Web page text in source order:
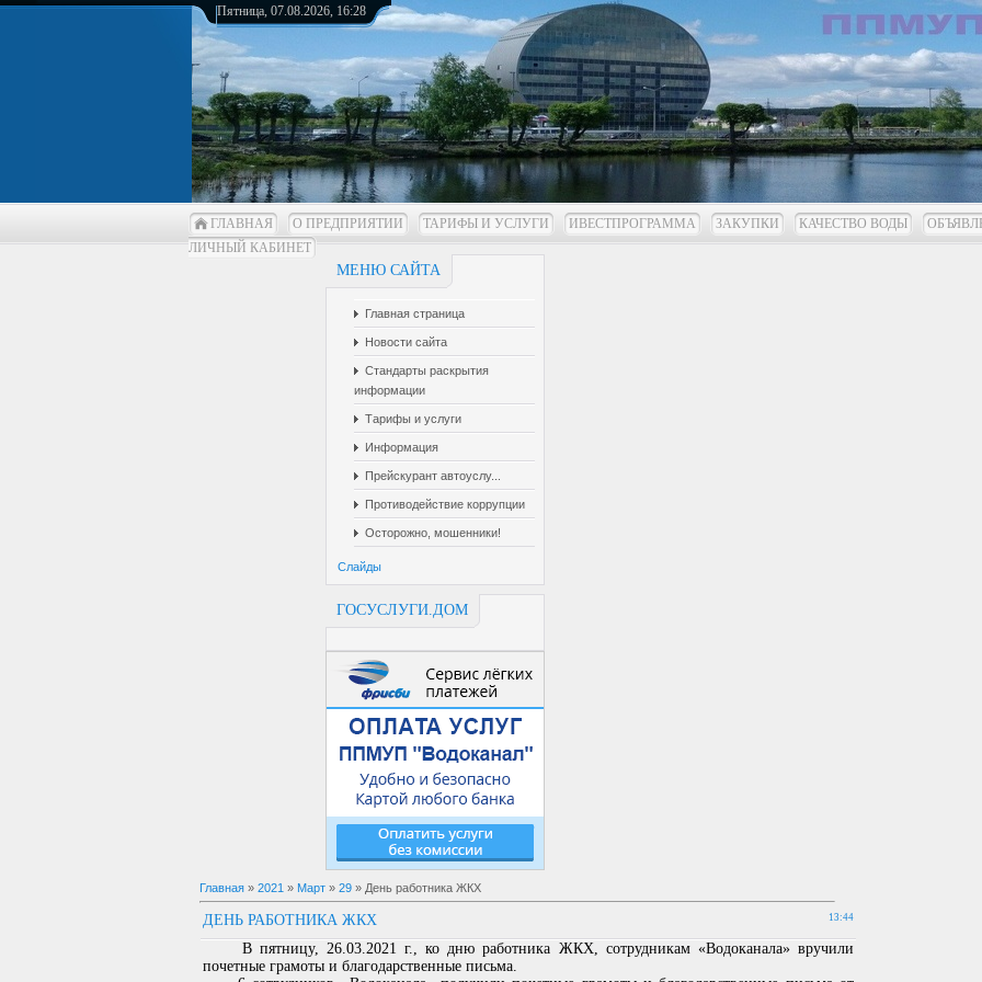
Пятница, 07.08.2026, 16:28
ГЛАВНАЯ О ПРЕДПРИЯТИИ ТАРИФЫ И УСЛУГИ ИВЕСТПРОГРАММА ЗАКУПКИ КАЧЕСТВО ВОДЫ
ЛИЧНЫЙ КАБИНЕТ
МЕНЮ САЙТА
Главная страница
Новости сайта
Стандарты раскрытия
информации
Тарифы и услуги
Информация
Прейскурант автоуслу...
Противодействие коррупции
Осторожно, мошенники!
Слайды
ГОСУСЛУГИ.ДОМ
Главная » 2021 » Март » 29 » День работника ЖКХ
13:44
ДЕНЬ РАБОТНИКА ЖКХ
В пятницу, 26.03.2021 г., ко дню работника ЖКХ, сотрудникам «Водоканала» вручили
почетные грамоты и благодарственные письма.